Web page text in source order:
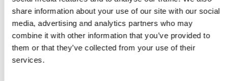
share information about your use of our site with our social
media, advertising and analytics partners who may
combine it with other information that you’ve provided to
them or that they’ve collected from your use of their
services.